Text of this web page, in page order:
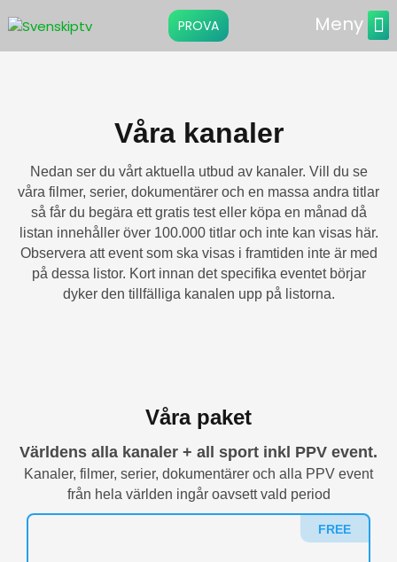
PROVA Meny
Våra kanaler
Nedan ser du vårt aktuella utbud av kanaler. Vill du se
våra filmer, serier, dokumentärer och en massa andra titlar
så får du begära ett gratis test eller köpa en månad då
listan innehåller över 100.000 titlar och inte kan visas här.
Observera att event som ska visas i framtiden inte är med
på dessa listor. Kort innan det specifika eventet börjar
dyker den tillfälliga kanalen upp på listorna.
Våra paket
Världens alla kanaler + all sport inkl PPV event.
Kanaler, filmer, serier, dokumentärer och alla PPV event
från hela världen ingår oavsett vald period
FREE